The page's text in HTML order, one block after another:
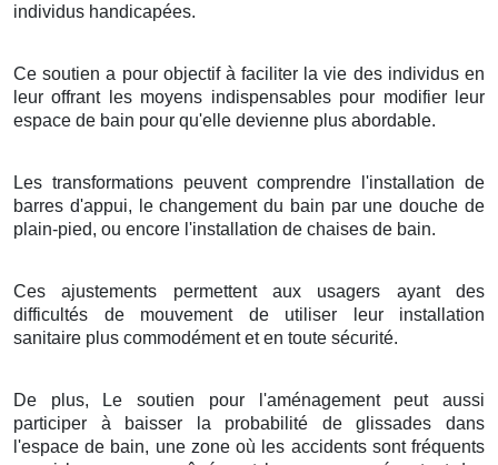
individus handicapées.
Ce soutien a pour objectif à faciliter la vie des individus en
leur offrant les moyens indispensables pour modifier leur
espace de bain pour qu'elle devienne plus abordable.
Les transformations peuvent comprendre l'installation de
barres d'appui, le changement du bain par une douche de
plain-pied, ou encore l'installation de chaises de bain.
Ces ajustements permettent aux usagers ayant des
difficultés de mouvement de utiliser leur installation
sanitaire plus commodément et en toute sécurité.
De plus, Le soutien pour l'aménagement peut aussi
participer à baisser la probabilité de glissades dans
l'espace de bain, une zone où les accidents sont fréquents